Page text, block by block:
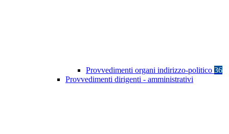
Provvedimenti organi indirizzo-politico 36
Provvedimenti dirigenti - amministrativi